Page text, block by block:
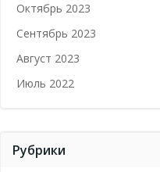
Октябрь 2023
Сентябрь 2023
Август 2023
Июль 2022
Рубрики